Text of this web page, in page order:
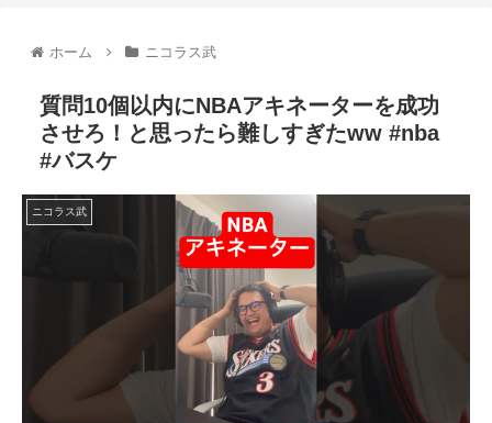
ホーム ニコラス武
質問10個以内にNBAアキネーターを成功
させろ！と思ったら難しすぎたww #nba
#バスケ
ニコラス武